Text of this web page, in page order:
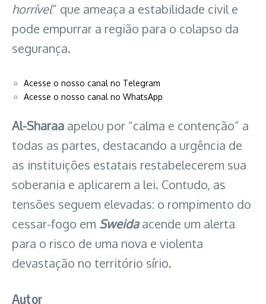
horrível” que ameaça a estabilidade civil e
pode empurrar a região para o colapso da
segurança.
Acesse o nosso canal no Telegram
Acesse o nosso canal no WhatsApp
Al-Sharaa apelou por “calma e contenção” a
todas as partes, destacando a urgência de
as instituições estatais restabelecerem sua
soberania e aplicarem a lei. Contudo, as
tensões seguem elevadas: o rompimento do
cessar-fogo em Sweida acende um alerta
para o risco de uma nova e violenta
devastação no território sírio.
Autor